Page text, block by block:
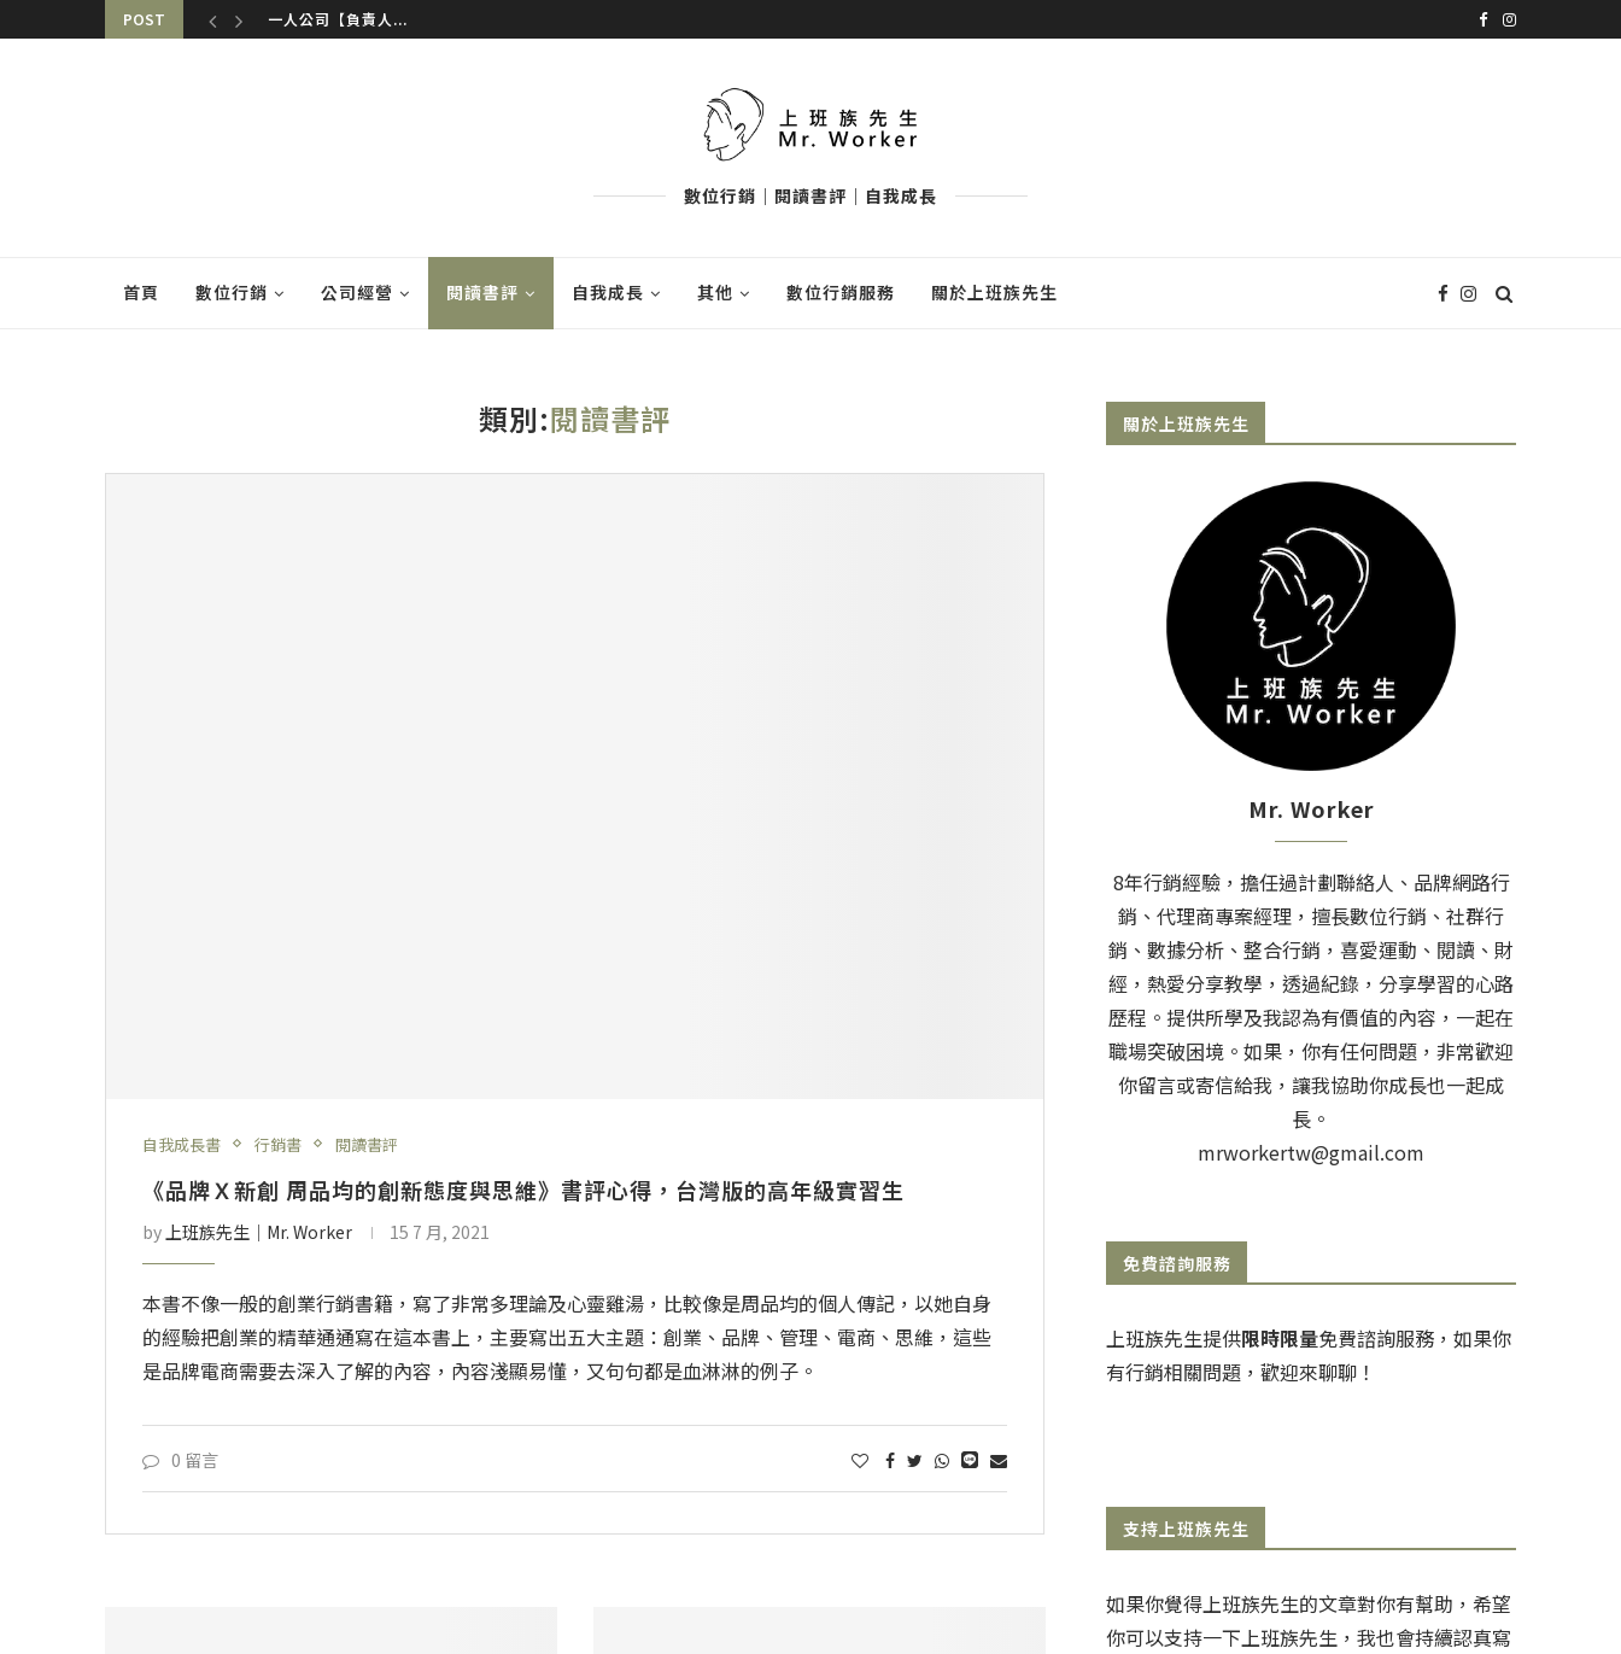
POST 一人公司【負責人...
數位行銷｜閱讀書評｜自我成長
首頁 數位行銷 公司經營 閱讀書評 自我成長 其他 數位行銷服務 關於上班族先生
類別:閱讀書評
自我成長書 行銷書 閱讀書評
《品牌Ｘ新創 周品均的創新態度與思維》書評心得，台灣版的高年級實習生
by 上班族先生│Mr. Worker 15 7 月, 2021
本書不像一般的創業行銷書籍，寫了非常多理論及心靈雞湯，比較像是周品均的個人傳記，以她自身
的經驗把創業的精華通通寫在這本書上，主要寫出五大主題：創業、品牌、管理、電商、思維，這些
是品牌電商需要去深入了解的內容，內容淺顯易懂，又句句都是血淋淋的例子。
0 留言
關於上班族先生
Mr. Worker
8年行銷經驗，擔任過計劃聯絡人、品牌網路行
銷、代理商專案經理，擅長數位行銷、社群行
銷、數據分析、整合行銷，喜愛運動、閱讀、財
經，熱愛分享教學，透過紀錄，分享學習的心路
歷程。提供所學及我認為有價值的內容，一起在
職場突破困境。如果，你有任何問題，非常歡迎
你留言或寄信給我，讓我協助你成長也一起成
長。
mrworkertw@gmail.com
免費諮詢服務
上班族先生提供限時限量免費諮詢服務，如果你
有行銷相關問題，歡迎來聊聊！
支持上班族先生
如果你覺得上班族先生的文章對你有幫助，希望
你可以支持一下上班族先生，我也會持續認真寫